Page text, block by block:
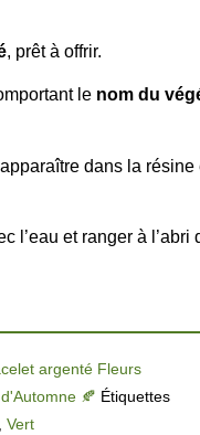
, prêt à offrir.
le nom du
dans la résine
l’eau et ranger à l’abri
argenté Fleurs
🍂 Étiquettes
, Vert